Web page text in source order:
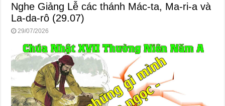
Nghe Giảng Lễ các thánh Mác-ta, Ma-ri-a và
La-da-rô (29.07)
29/07/2026